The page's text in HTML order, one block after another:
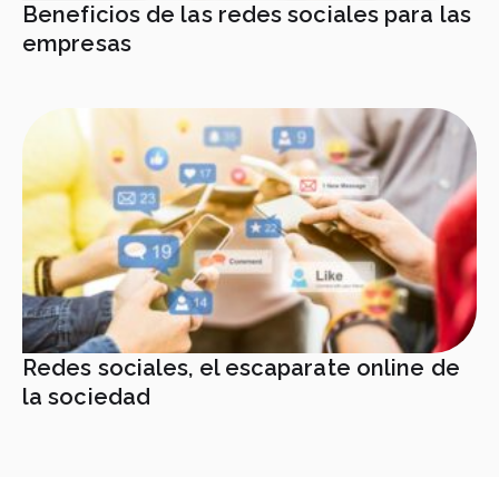
Beneficios de las redes sociales para las
empresas
Redes sociales, el escaparate online de
la sociedad